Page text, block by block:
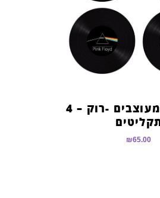
תקליטים מעוצבים -רוק – 4
₪65.00